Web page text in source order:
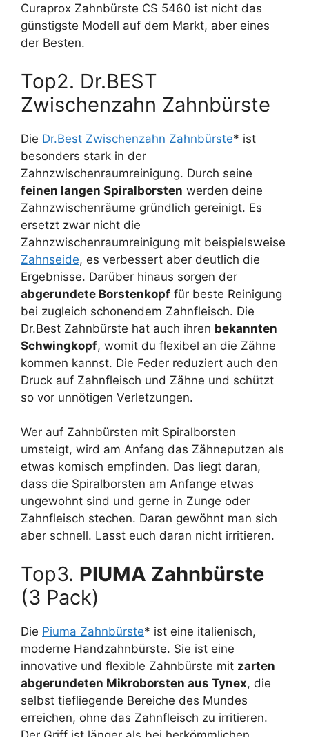
Curaprox Zahnbürste CS 5460 ist nicht das
günstigste Modell auf dem Markt, aber eines
der Besten.
Top2. Dr.BEST
Zwischenzahn Zahnbürste
Die Dr.Best Zwischenzahn Zahnbürste* ist
besonders stark in der
Zahnzwischenraumreinigung. Durch seine
feinen langen Spiralborsten werden deine
Zahnzwischenräume gründlich gereinigt. Es
ersetzt zwar nicht die
Zahnzwischenraumreinigung mit beispielsweise
Zahnseide, es verbessert aber deutlich die
Ergebnisse. Darüber hinaus sorgen der
abgerundete Borstenkopf für beste Reinigung
bei zugleich schonendem Zahnfleisch. Die
Dr.Best Zahnbürste hat auch ihren bekannten
Schwingkopf, womit du flexibel an die Zähne
kommen kannst. Die Feder reduziert auch den
Druck auf Zahnfleisch und Zähne und schützt
so vor unnötigen Verletzungen.
Wer auf Zahnbürsten mit Spiralborsten
umsteigt, wird am Anfang das Zähneputzen als
etwas komisch empfinden. Das liegt daran,
dass die Spiralborsten am Anfange etwas
ungewohnt sind und gerne in Zunge oder
Zahnfleisch stechen. Daran gewöhnt man sich
aber schnell. Lasst euch daran nicht irritieren.
Top3. PIUMA Zahnbürste
(3 Pack)
Die Piuma Zahnbürste* ist eine italienisch,
moderne Handzahnbürste. Sie ist eine
innovative und flexible Zahnbürste mit zarten
abgerundeten Mikroborsten aus Tynex, die
selbst tiefliegende Bereiche des Mundes
erreichen, ohne das Zahnfleisch zu irritieren.